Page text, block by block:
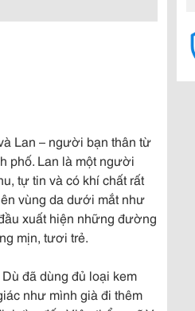
Lan – người bạn thân từ
phố. Lan là một người
tự tin và có khí chất rất
vùng da dưới mắt như
xuất hiện những đường
mịn, tươi trẻ.
đã dùng đủ loại kem
như mình già đi thêm